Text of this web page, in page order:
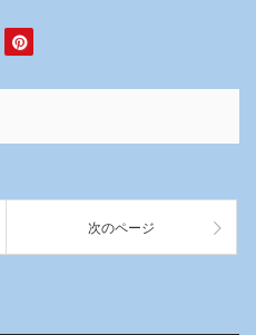
次のページ